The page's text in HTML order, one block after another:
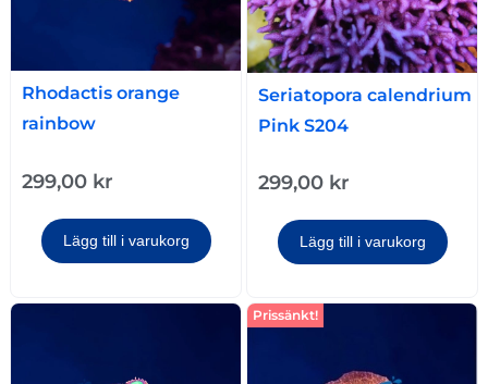
Rhodactis orange
rainbow
299,00 kr
Lägg till i varukorg
Seriatopora calendrium
Pink S204
299,00 kr
Lägg till i varukorg
Prissänkt!